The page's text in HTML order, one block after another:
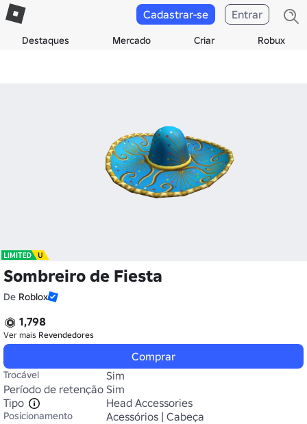
Destaques Mercado Criar Robux
Cadastrar-se Entrar
Sombreiro de Fiesta
De Roblox
1,798
Ver mais Revendedores
Comprar
Trocável
Sim
Período de retenção Sim
Tipo
Head Accessories
Posicionamento
Acessórios | Cabeça